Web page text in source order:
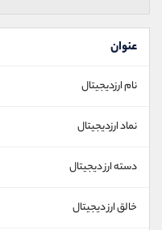
عنوان
نام ارزدیجیتال
نماد ارزدیجیتال
دسته ارز دیجیتال
خالق ارز دیجیتال